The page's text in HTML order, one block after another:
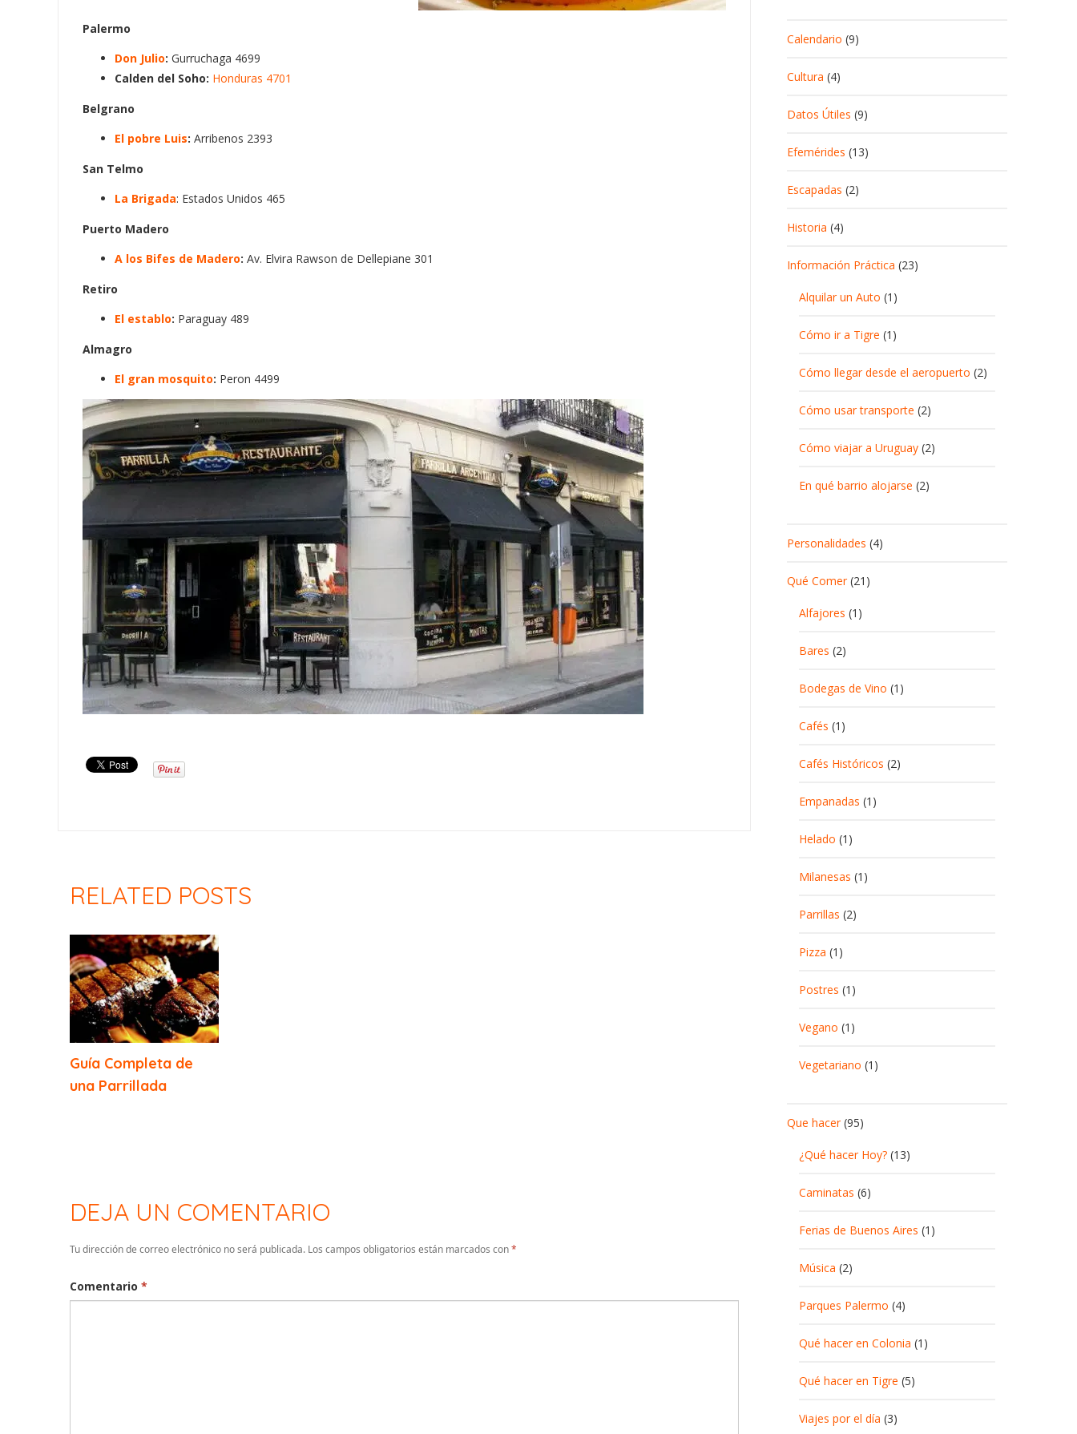
Palermo
Don Julio: Gurruchaga 4699
Calden del Soho: Honduras 4701
Belgrano
El pobre Luis: Arribenos 2393
San Telmo
La Brigada: Estados Unidos 465
Puerto Madero
A los Bifes de Madero: Av. Elvira Rawson de Dellepiane 301
Retiro
El establo: Paraguay 489
Almagro
El gran mosquito: Peron 4499
RELATED POSTS
Guía Completa de
una Parrillada
DEJA UN COMENTARIO
Tu dirección de correo electrónico no será publicada. Los campos obligatorios están marcados con*
Comentario *
Calendario (9)
Cultura (4)
Datos Útiles (9)
Efemérides (13)
Escapadas (2)
Historia (4)
Información Práctica (23)
Alquilar un Auto (1)
Cómo ir a Tigre (1)
Cómo llegar desde el aeropuerto (2)
Cómo usar transporte (2)
Cómo viajar a Uruguay (2)
En qué barrio alojarse (2)
Personalidades (4)
Qué Comer(21)
Alfajores (1)
Bares (2)
Bodegas de Vino (1)
Cafés (1)
Cafés Históricos (2)
Empanadas (1)
Helado (1)
Milanesas (1)
Parrillas (2)
Pizza (1)
Postres (1)
Vegano (1)
Vegetariano (1)
Que hacer(95)
¿Qué hacer Hoy? (13)
Caminatas (6)
Ferias de Buenos Aires (1)
Música (2)
Parques Palermo (4)
Qué hacer en Colonia (1)
Qué hacer en Tigre (5)
Viajes por el día (3)